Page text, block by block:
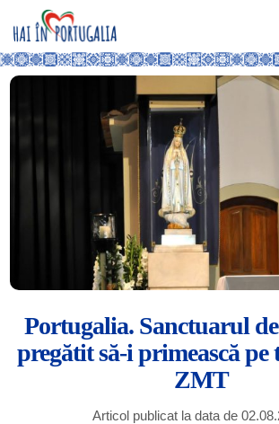
Portugalia. Sanctuarul
pregătit să-i primească
ZMT
Articol publicat la data de